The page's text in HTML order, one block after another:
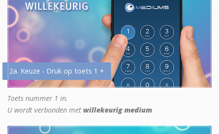
2a. Keuze - Druk op toets 1 +
Toets nummer 1 in.
U wordt verbonden met willekeurig medium